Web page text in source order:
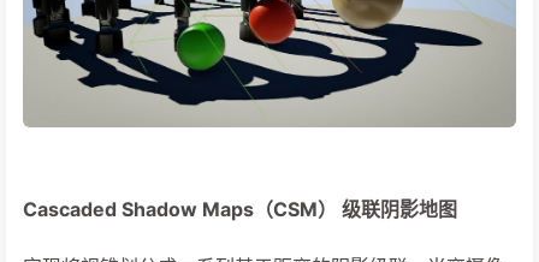
Cascaded Shadow Maps（CSM） 级联阴影地图